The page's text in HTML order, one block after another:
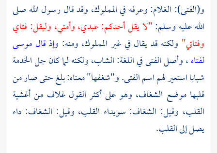
و(الفتى): الغلام: وعرفه في المملوك، وقد قال رسول الله صلى
الله عليه وسلم:"لا يقل أحدكم: عبدي، وأمتي، وليقل: فتاي
وفتاتي" ولكنه قد يقال في غير المملوك، ومنه: وإذ قال موسى
لفتاه، وأصل الفتى في اللغة: الشاب، ولكنه لما كان جل الخدمة
شبابا استعير لهم اسم الفتى. و"شغفها" معناه: بلغ حتى صار من
قلبها موضع الشغاف، وهو على أكثر القول غلاف من أغشية
القلب، وقيل: الشغاف: سويداء القلب، وقيل: الشغاف: داء
يصل إلى القلب.